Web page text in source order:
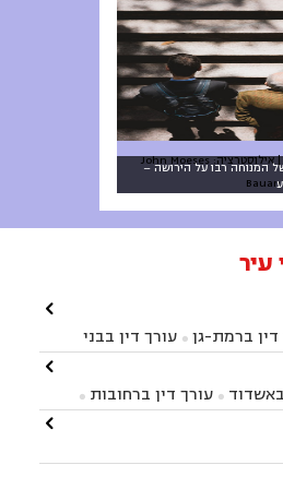
המנוחה רבו על הירושה –
עו"ד גיא אבידן | אילוסטרציה: John Moeses
עיר
דין ברמת-גן 
עורך דין בבני
עורך דין בראשון לציון
בנס ציונה
עורך דין בחולון
עורך

 עורך דין ברחובות 
דין במודיעין
עורך דין

